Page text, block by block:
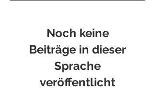
Noch keine
Beiträge in dieser
Sprache
veröffentlicht